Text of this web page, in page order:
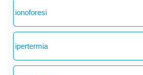
ionoforesi
ipertermia